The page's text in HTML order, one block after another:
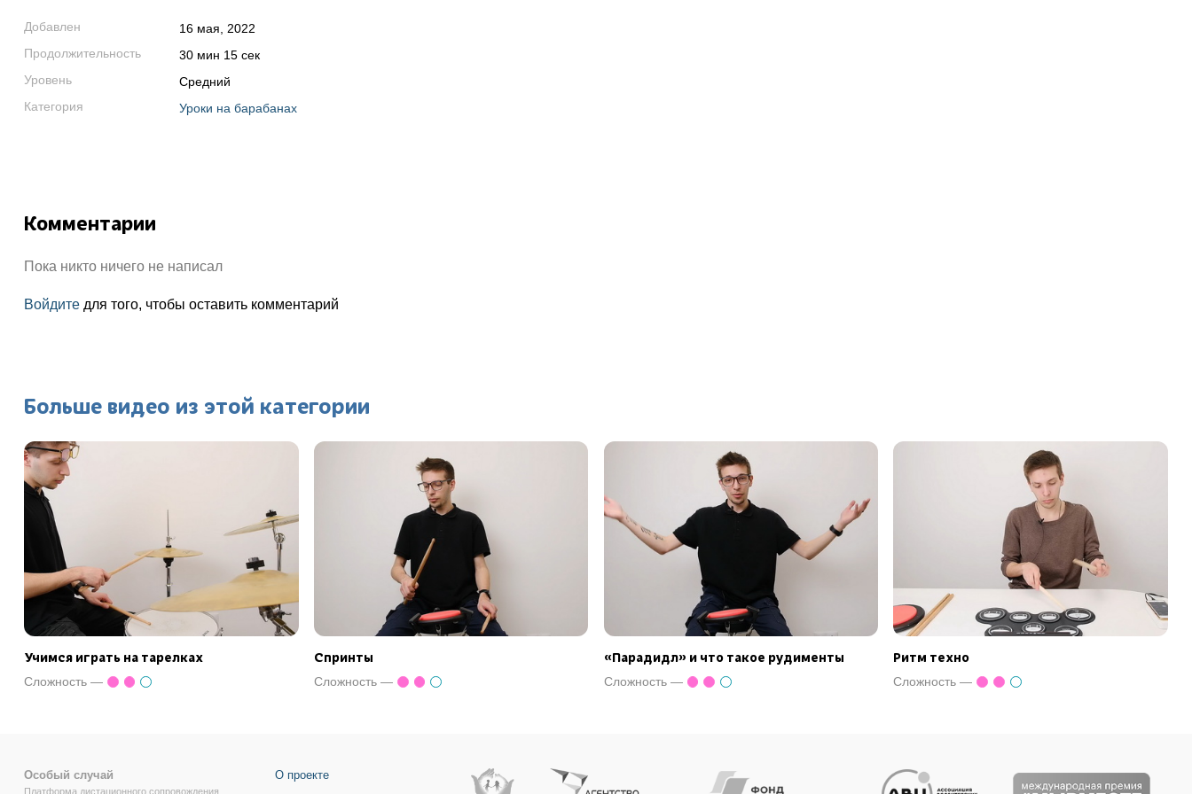
Добавлен
16 мая, 2022
Продолжительность
30 мин 15 сек
Уровень
Средний
Категория
Уроки на барабанах
Комментарии
Пока никто ничего не написал
Войдитедля того, чтобы оставить комментарий
Больше видео из этой категории
Учимся играть на тарелках
Сложность —
Спринты
Сложность —
«Парадидл» и что такое рудименты
Сложность —
Ритм техно
Сложность —
Особый случай
Платформа дистационного сопровождения
О проекте